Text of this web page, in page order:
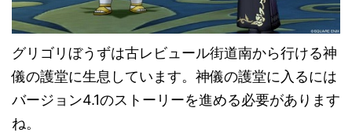
グリゴリぼうずは古レビュール街道南から行ける神
儀の護堂に生息しています。神儀の護堂に入るには
バージョン4.1のストーリーを進める必要があります
ね。